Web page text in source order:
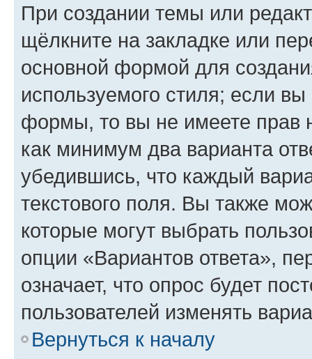
При создании темы или
щёлкните на закладке или
основной формой для
используемого стиля; если
формы, то вы не имеете прав
как минимум два варианта
убедившись, что каждый
текстового поля. Вы также
которые могут выбрать
опции «Вариантов ответа»,
означает, что опрос будет
пользователей изменять
Вернуться к началу